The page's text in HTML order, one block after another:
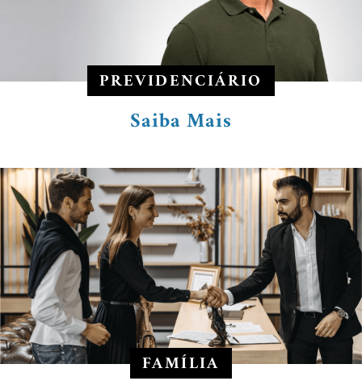
PREVIDENCIÁRIO
Saiba Mais
FAMÍLIA